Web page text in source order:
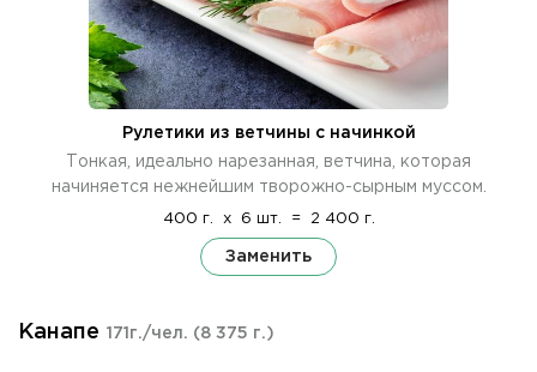
Рулетики из ветчины с начинкой
Тонкая, идеально нарезанная, ветчина, которая
начиняется нежнейшим творожно-сырным муссом.
400 г. x 6 шт. = 2 400 г.
Заменить
Канапе 171г./чел. (8 375 г.)